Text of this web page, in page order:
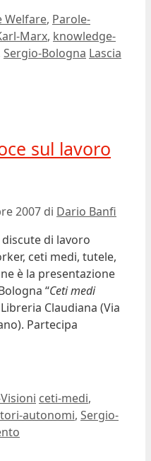
Welfare, Parole-
Marx, knowledge-
Sergio-Bologna Lascia
sul lavoro
2007 di Dario Banfi
di lavoro
ceti medi, tutele,
è la presentazione
“Ceti medi
Claudiana (Via
Partecipa
Tag
ceti-medi,
autonomi, Sergio-